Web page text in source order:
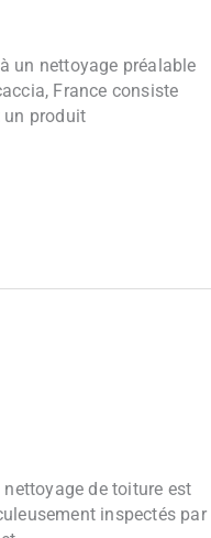
un nettoyage préalable
France consiste
un produit
de toiture est
inspectés par